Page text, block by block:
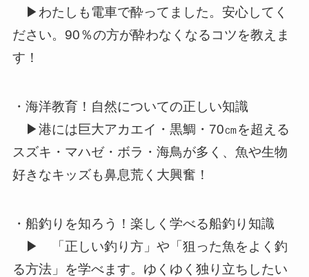
▶わたしも電車で酔ってました。安心してく
ださい。90％の方が酔わなくなるコツを教えま
す！
・海洋教育！自然についての正しい知識
▶港には巨大アカエイ・黒鯛・70㎝を超える
スズキ・マハゼ・ボラ・海鳥が多く、魚や生物
好きなキッズも鼻息荒く大興奮！
・船釣りを知ろう！楽しく学べる船釣り知識
▶ 「正しい釣り方」や「狙った魚をよく釣
る方法」を学べます。ゆくゆく独り立ちしたい